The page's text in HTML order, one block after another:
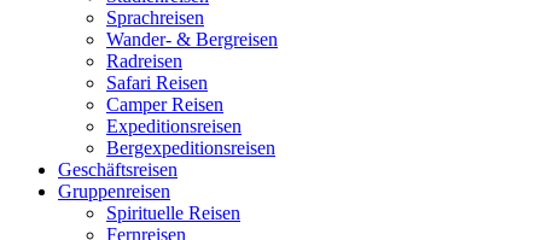
Sprachreisen
Wander- & Bergreisen
Radreisen
Safari Reisen
Camper Reisen
Expeditionsreisen
Bergexpeditionsreisen
Geschäftsreisen
Gruppenreisen
Spirituelle Reisen
Fernreisen